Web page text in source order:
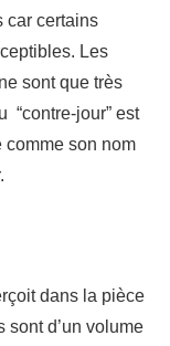
car certains
Les
sont que très
“contre-jour” est
comme son nom
dans la pièce
sont d’un volume